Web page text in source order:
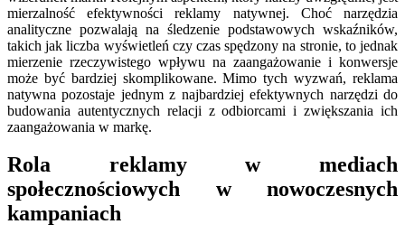
mierzalność efektywności reklamy natywnej. Choć narzędzia
analityczne pozwalają na śledzenie podstawowych wskaźników,
takich jak liczba wyświetleń czy czas spędzony na stronie, to jednak
mierzenie rzeczywistego wpływu na zaangażowanie i konwersje
może być bardziej skomplikowane. Mimo tych wyzwań, reklama
natywna pozostaje jednym z najbardziej efektywnych narzędzi do
budowania autentycznych relacji z odbiorcami i zwiększania ich
zaangażowania w markę.
Rola reklamy w mediach
społecznościowych w nowoczesnych
kampaniach